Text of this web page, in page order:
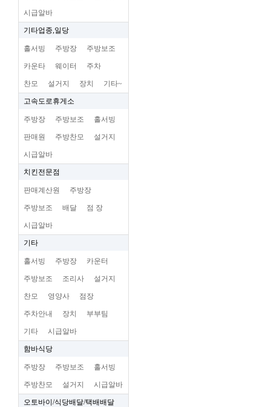
시급알바
기타업종,일당
홀서빙 주방장 주방보조
카운타 웨이터 주차
찬모 설거지 장치 기타~
고속도로휴게소
주방장 주방보조 홀서빙
판매원 주방찬모 설거지
시급알바
치킨전문점
판매계산원 주방장
주방보조 배달 점 장
시급알바
기타
홀서빙 주방장 카운터
주방보조 조리사 설거지
찬모 영양사 점장
주차안내 장치 부부팀
기타 시급알바
함바식당
주방장 주방보조 홀서빙
주방찬모 설거지 시급알바
오토바이/식당배달/택배배달